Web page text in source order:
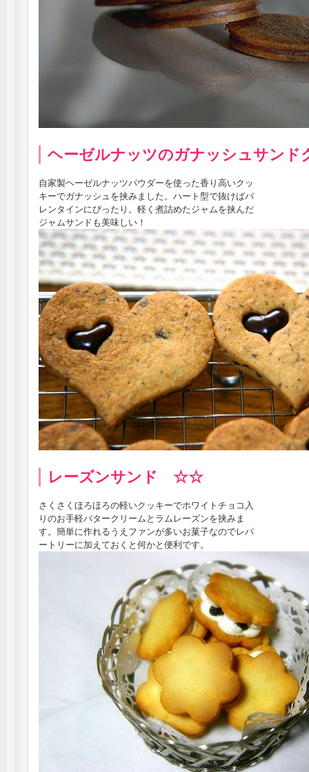
ヘーゼルナッツのガナッシュサン
自家製ヘーゼルナッツパウダーを使った香り高いクッ
キーでガナッシュを挟みました。ハート型で抜けばバ
レンタインにぴったり。軽く煮詰めたジャムを挟んだ
ジャムサンドも美味しい！
レーズンサンド ☆☆
さくさくほろほろの軽いクッキーでホワイトチョコ入
りのお手軽バタークリームとラムレーズンを挟みま
す。簡単に作れるうえファンが多いお菓子なのでレパ
ートリーに加えておくと何かと便利です。